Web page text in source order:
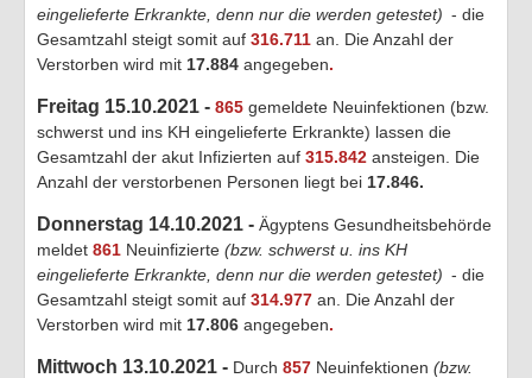
eingelieferte Erkrankte, denn nur die werden getestet) - die
Gesamtzahl steigt somit auf 316.711 an. Die Anzahl der
Verstorben wird mit 17.884 angegeben.
Freitag 15.10.2021 - 865 gemeldete Neuinfektionen (bzw.
schwerst und ins KH eingelieferte Erkrankte) lassen die
Gesamtzahl der akut Infizierten auf 315.842 ansteigen. Die
Anzahl der verstorbenen Personen liegt bei 17.846.
Donnerstag 14.10.2021 - Ägyptens Gesundheitsbehörde
meldet 861 Neuinfizierte (bzw. schwerst u. ins KH
eingelieferte Erkrankte, denn nur die werden getestet) - die
Gesamtzahl steigt somit auf 314.977 an. Die Anzahl der
Verstorben wird mit 17.806 angegeben.
Mittwoch 13.10.2021 - Durch 857 Neuinfektionen (bzw.